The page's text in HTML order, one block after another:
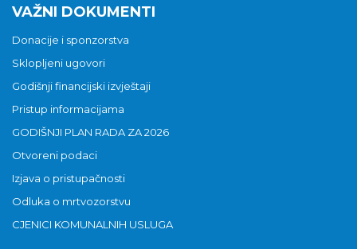
VAŽNI DOKUMENTI
Donacije i sponzorstva
Sklopljeni ugovori
Godišnji financijski izvještaji
Pristup informacijama
GODIŠNJI PLAN RADA ZA 2026
Otvoreni podaci
Izjava o pristupačnosti
Odluka o mrtvozorstvu
CJENICI KOMUNALNIH USLUGA